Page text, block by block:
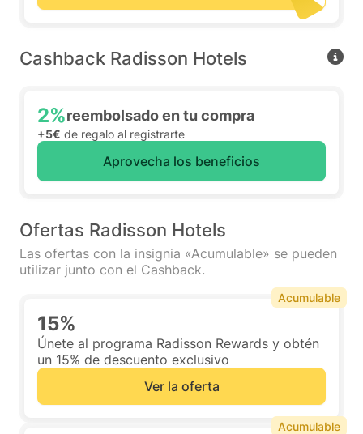
Cashback Radisson Hotels
2%reembolsado en tu compra
+5€ de regalo al registrarte
Aprovecha los beneficios
Ofertas Radisson Hotels
Las ofertas con la insignia «Acumulable» se pueden
utilizar junto con el Cashback.
15%
Únete al programa Radisson Rewards y obtén
un 15% de descuento exclusivo
Ver la oferta
Acumulable
Acumulable